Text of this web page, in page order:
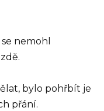
nemohl
bylo pohřbít je
přání.